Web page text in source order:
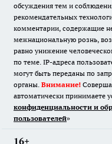
обсуждения тем и
рекомендательных
комментарии, содержащие
межнациональную рознь,
равно унижение
по теме. IP-адреса
могут быть переданы по
органы. Внимание!
автоматически принимаете
конфиденциальности и
пользователей»
16+